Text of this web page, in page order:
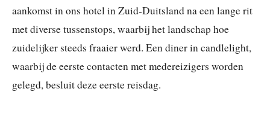
aankomst in ons hotel in Zuid-Duitsland na een lange rit
met diverse tussenstops, waarbij het landschap hoe
zuidelijker steeds fraaier werd. Een diner in candlelight,
waarbij de eerste contacten met medereizigers worden
gelegd, besluit deze eerste reisdag.